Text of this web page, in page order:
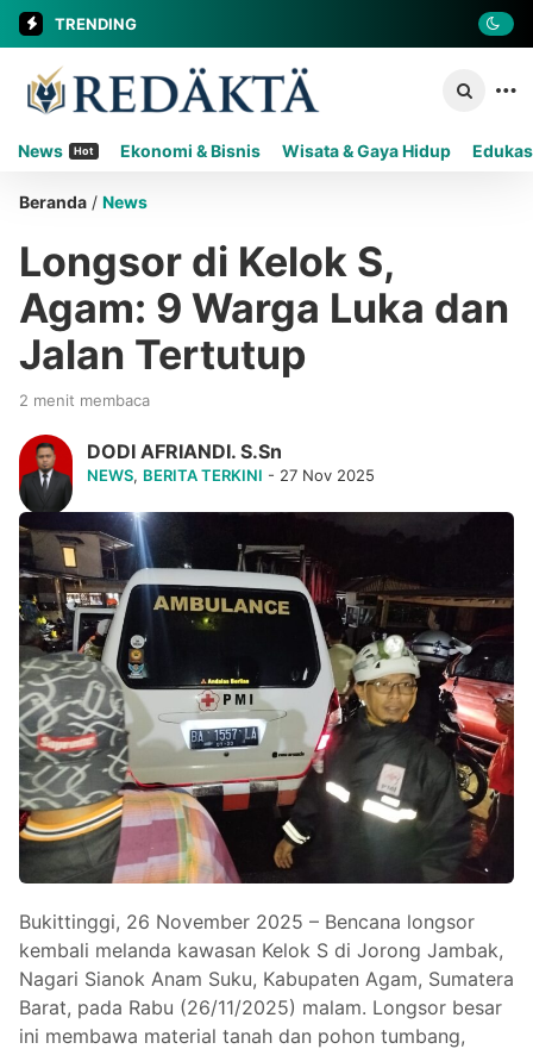
TRENDING
News Hot Ekonomi & Bisnis Wisata & Gaya Hidup
Beranda / News
Longsor di Kelok S,
Agam: 9 Warga Luka dan
Jalan Tertutup
2 menit membaca
DODI AFRIANDI. S.Sn
NEWS, BERITA TERKINI - 27 Nov 2025
Bukittinggi, 26 November 2025 – Bencana longsor
kembali melanda kawasan Kelok S di Jorong Jambak,
Nagari Sianok Anam Suku, Kabupaten Agam, Sumatera
Barat, pada Rabu (26/11/2025) malam. Longsor besar
ini membawa material tanah dan pohon tumbang,